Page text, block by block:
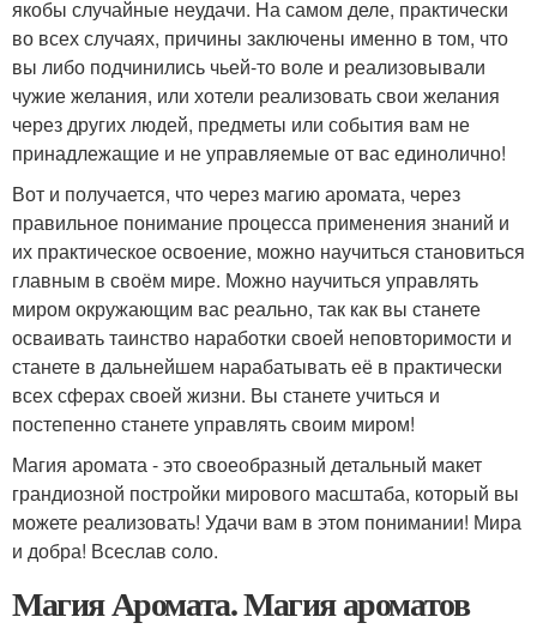
якобы случайные неудачи. На самом деле, практически
во всех случаях, причины заключены именно в том, что
вы либо подчинились чьей-то воле и реализовывали
чужие желания, или хотели реализовать свои желания
через других людей, предметы или события вам не
принадлежащие и не управляемые от вас единолично!
Вот и получается, что через магию аромата, через
правильное понимание процесса применения знаний и
их практическое освоение, можно научиться становиться
главным в своём мире. Можно научиться управлять
миром окружающим вас реально, так как вы станете
осваивать таинство наработки своей неповторимости и
станете в дальнейшем нарабатывать её в практически
всех сферах своей жизни. Вы станете учиться и
постепенно станете управлять своим миром!
Магия аромата - это своеобразный детальный макет
грандиозной постройки мирового масштаба, который вы
можете реализовать! Удачи вам в этом понимании! Мира
и добра! Всеслав соло.
Магия Аромата. Магия ароматов